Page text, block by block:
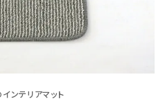
ンテリアマット